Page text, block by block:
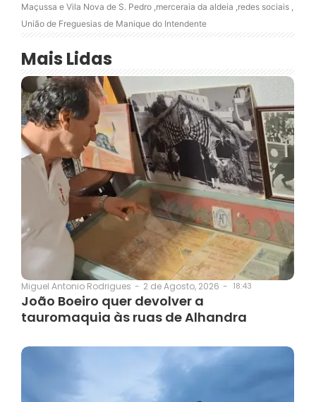
Maçussa e Vila Nova de S. Pedro merceraia da aldeia redes sociais
União de Freguesias de Manique do Intendente
Mais Lidas
Miguel Antonio Rodrigues - 2 de Agosto, 2026 - 18:43
João Boeiro quer devolver a
tauromaquia às ruas de Alhandra